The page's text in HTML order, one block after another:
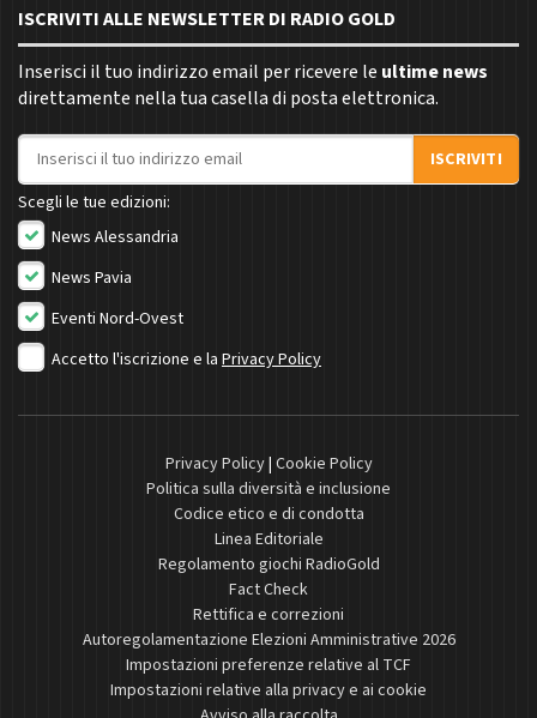
ISCRIVITI ALLE NEWSLETTER DI RADIO GOLD
Inserisci il tuo indirizzo email per ricevere le ultime news
direttamente nella tua casella di posta elettronica.
Indirizzo email
ISCRIVITI
Scegli le tue edizioni:
News Alessandria
News Pavia
Eventi Nord-Ovest
Accetto l'iscrizione e la Privacy Policy
Privacy Policy| Cookie Policy
Politica sulla diversità e inclusione
Codice etico e di condotta
Linea Editoriale
Regolamento giochi RadioGold
Fact Check
Rettifica e correzioni
Autoregolamentazione Elezioni Amministrative 2026
Impostazioni preferenze relative al TCF
Impostazioni relative alla privacy e ai cookie